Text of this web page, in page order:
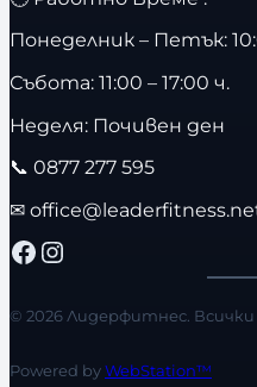
Понеделник – Петък:
Събота: 11:00 – 17:00 ч.
Неделя: Почивен ден
📞 0877 277 595
✉
Facebook Instagram
© 2026 Лидерфитнес. Всички
Powered byWebStation™